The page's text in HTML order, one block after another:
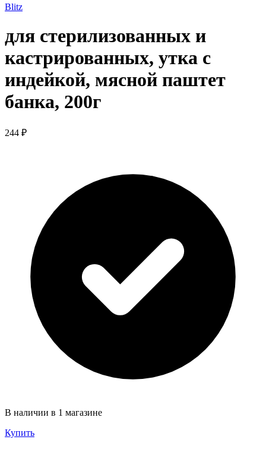
Blitz
для стерилизованных и
кастрированных, утка с
индейкой, мясной паштет
банка, 200г
244 ₽
В наличии в 1 магазине
Купить